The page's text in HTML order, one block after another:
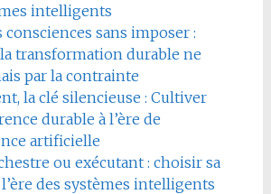
intelligents
sans imposer :
transformation durable ne
par la contrainte
la clé silencieuse : Cultiver
durable à l’ère de
artificielle
ou exécutant : choisir sa
des systèmes intelligents